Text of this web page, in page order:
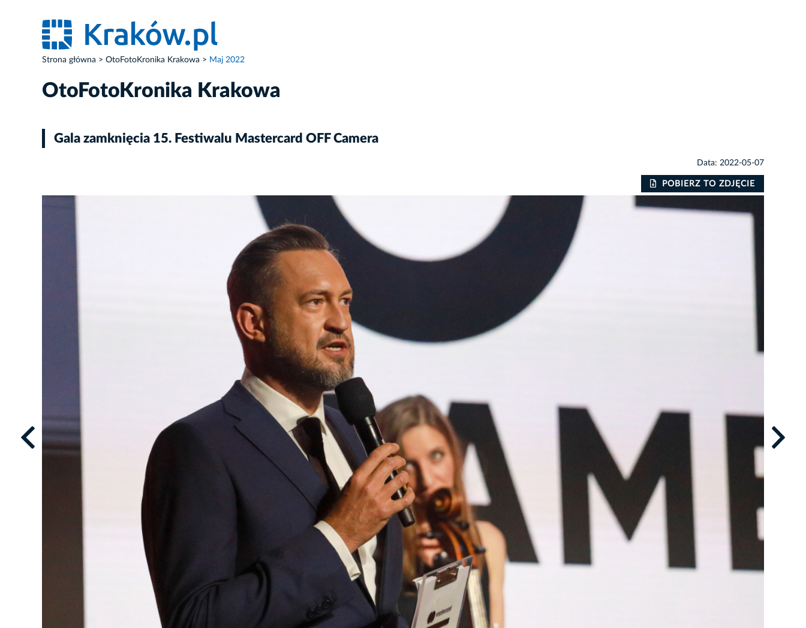
Strona główna OtoFotoKronika Krakowa Maj 2022
OtoFotoKronika Krakowa
Gala zamknięcia 15. Festiwalu Mastercard OFF Camera
Data: 2022-05-07
POBIERZ TO ZDJĘCIE